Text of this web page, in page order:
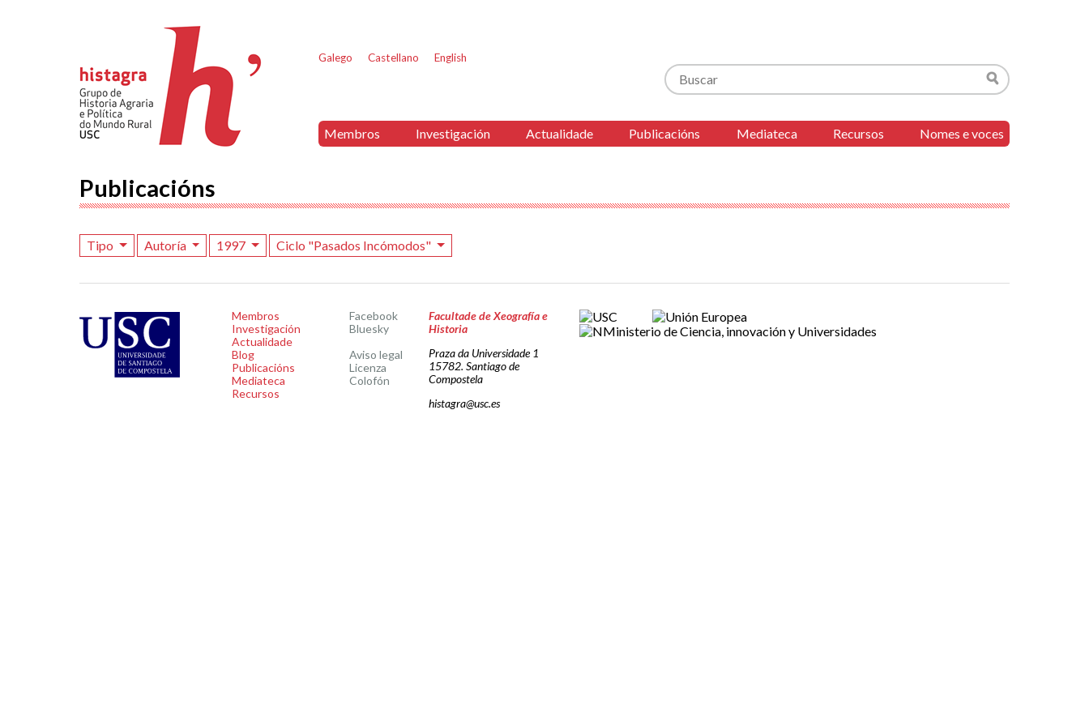
Galego Castellano English
Buscar
Buscar
Membros Investigación Actualidade Publicacións Mediateca Recursos Nomes e voces
Publicacións
Tipo Autoría 1997 Ciclo "Pasados Incómodos"
Membros
Investigación
Actualidade
Blog
Publicacións
Mediateca
Recursos
Facebook
Bluesky
Aviso legal
Licenza
Colofón
Facultade de Xeografía e
Historia
Praza da Universidade 1
15782. Santiago de
Compostela
histagra@usc.es